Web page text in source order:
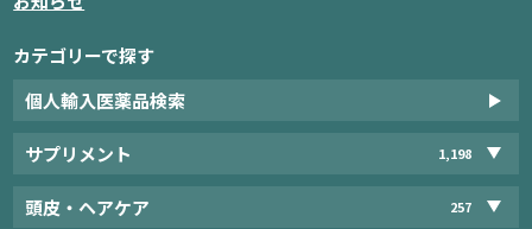
カテゴリーで探す
個人輸入医薬品検索
サプリメント 1,198
頭皮・ヘアケア 257